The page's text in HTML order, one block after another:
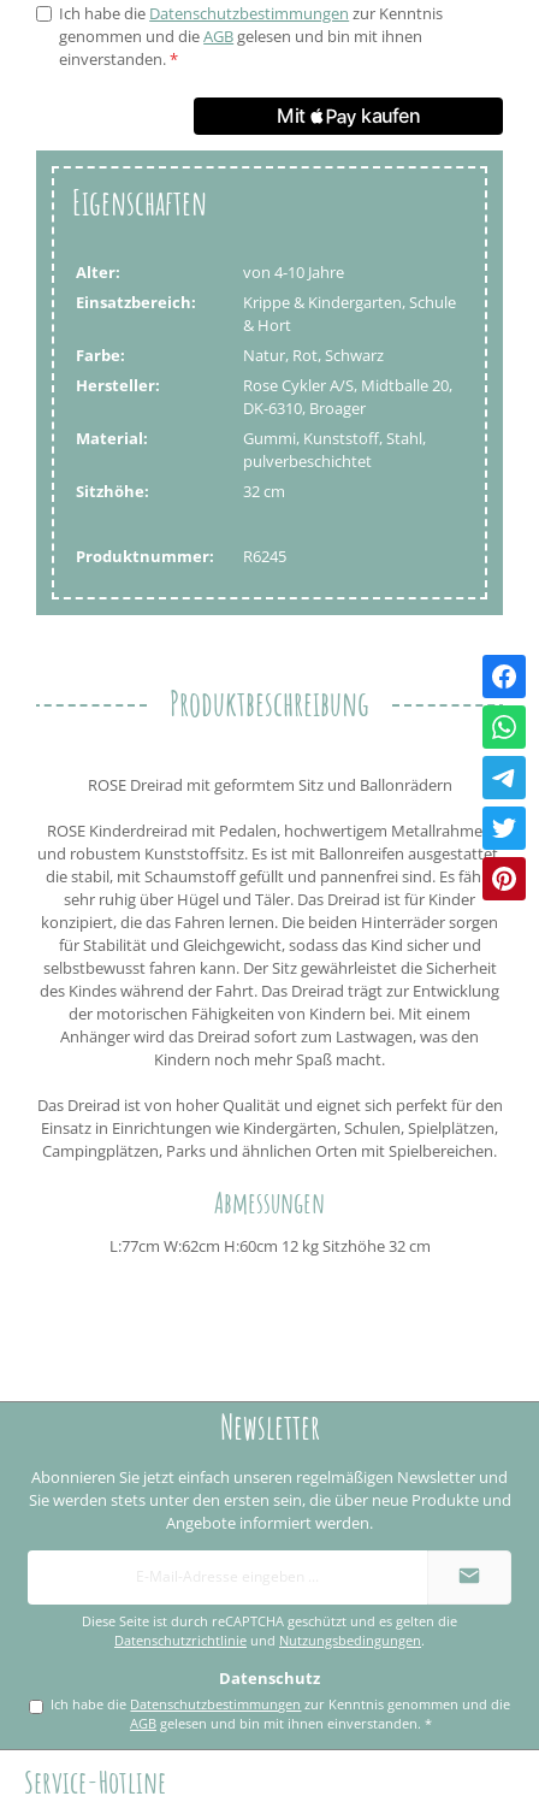
Ich habe die Datenschutzbestimmungen zur Kenntnis
genommen und dieAGBgelesen und bin mit ihnen
einverstanden.*
Eigenschaften
Alter:
von 4-10 Jahre
Einsatzbereich:
Krippe & Kindergarten, Schule
& Hort
Farbe:
Natur, Rot, Schwarz
Hersteller:
Rose Cykler A/S, Midtballe 20,
DK-6310, Broager
Material:
Gummi, Kunststoff, Stahl,
pulverbeschichtet
Sitzhöhe:
32 cm
Produktnummer: R6245
Produktbeschreibung
ROSE Dreirad mit geformtem Sitz und Ballonrädern
ROSE Kinderdreirad mit Pedalen, hochwertigem Metallrahmen
und robustem Kunststoffsitz. Es ist mit Ballonreifen ausgestattet,
die stabil, mit Schaumstoff gefüllt und pannenfrei sind. Es fährt
sehr ruhig über Hügel und Täler. Das Dreirad ist für Kinder
konzipiert, die das Fahren lernen. Die beiden Hinterräder sorgen
für Stabilität und Gleichgewicht, sodass das Kind sicher und
selbstbewusst fahren kann. Der Sitz gewährleistet die Sicherheit
des Kindes während der Fahrt. Das Dreirad trägt zur Entwicklung
der motorischen Fähigkeiten von Kindern bei. Mit einem
Anhänger wird das Dreirad sofort zum Lastwagen, was den
Kindern noch mehr Spaß macht.
Das Dreirad ist von hoher Qualität und eignet sich perfekt für den
Einsatz in Einrichtungen wie Kindergärten, Schulen, Spielplätzen,
Campingplätzen, Parks und ähnlichen Orten mit Spielbereichen.
Abmessungen
L:77cm W:62cm H:60cm 12 kg Sitzhöhe 32 cm
Newsletter
Abonnieren Sie jetzt einfach unseren regelmäßigen Newsletter und
Sie werden stets unter den ersten sein, die über neue Produkte und
Angebote informiert werden.
E-
Adresse
Diese Seite ist durch reCAPTCHA geschützt und es gelten die
Datenschutzrichtlinie und Nutzungsbedingungen.
Datenschutz
Ich habe die Datenschutzbestimmungen
AGB gelesen und bin mit ihnen einverstanden.*
Service-Hotline